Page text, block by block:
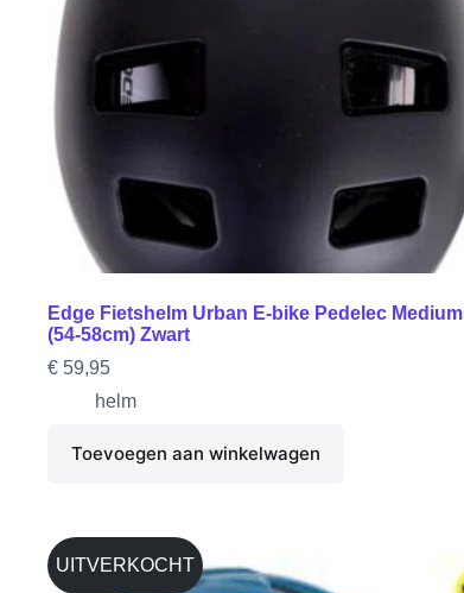
Edge Fietshelm Urban E-bike Pedelec Medium
(54-58cm) Zwart
€ 59,95
helm
Toevoegen aan winkelwagen
UITVERKOCHT